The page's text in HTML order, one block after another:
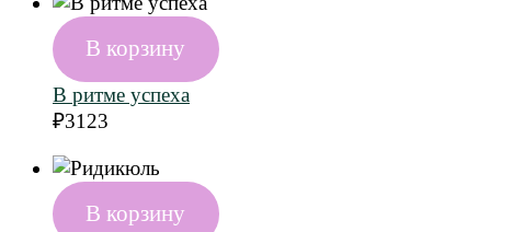
В корзину
В ритме успеха
₽3123
В корзину